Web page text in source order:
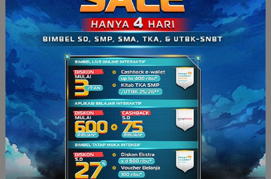
Nggakpunya rekening bank? Tenang, kamu bisa tetap
berlangganan ruangbelajar kok, Squad!
Mekanisme pembelian paket langganan ruangbelajar-nya
masih sama dengan cara bayar lewat bank di atas, namun
setelah memasukkan kode diskon dan masuk ke halaman
pembayaran, kamu harus pilih bayar lewat minimarket.
Nantinya, kamu bisa pilih mau bayar di minimarket mana, ada
Indomaret, Alfamart, Alfamidi, Lawson, dan Dandan.
Baca Juga:Cara Bayar Ruangguru untuk Pengguna iOS,
Ikuti 7 Tahapnya
Setelah memilihsalah satu minimarket tempat kamu ingin